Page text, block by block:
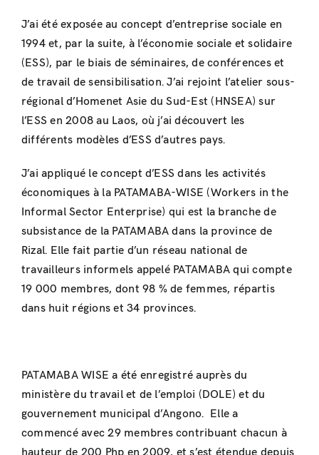
J’ai été exposée au concept d’entreprise sociale en
1994 et, par la suite, à l’économie sociale et solidaire
(ESS), par le biais de séminaires, de conférences et
de travail de sensibilisation. J’ai rejoint l’atelier sous-
régional d’Homenet Asie du Sud-Est (HNSEA) sur
l’ESS en 2008 au Laos, où j’ai découvert les
différents modèles d’ESS d’autres pays.
J’ai appliqué le concept d’ESS dans les activités
économiques à la PATAMABA-WISE (Workers in the
Informal Sector Enterprise) qui est la branche de
subsistance de la PATAMABA dans la province de
Rizal. Elle fait partie d’un réseau national de
travailleurs informels appelé PATAMABA qui compte
19 000 membres, dont 98 % de femmes, répartis
dans huit régions et 34 provinces.
PATAMABA WISE a été enregistré auprès du
ministère du travail et de l’emploi (DOLE) et du
gouvernement municipal d’Angono. Elle a
commencé avec 29 membres contribuant chacun à